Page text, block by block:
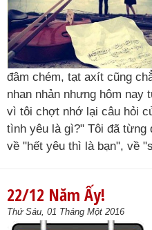
đâm chém, tạt axít cũng
nhan nhản nhưng hôm nay
vì tôi chợt nhớ lại câu hỏi
tình yêu là gì?" Tôi đã
về "hết yêu thì là bạn", về
22/12 Năm Ấy!
Thứ Sáu, 01 Tháng Một 2016